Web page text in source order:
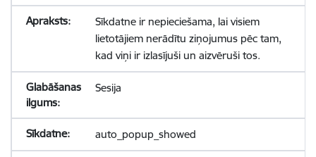
Sīkdatne ir nepieciešama, lai visiem
lietotājiem nerādītu ziņojumus pēc tam,
kad viņi ir izlasījuši un aizvēruši tos.
Sesija
auto_popup_showed